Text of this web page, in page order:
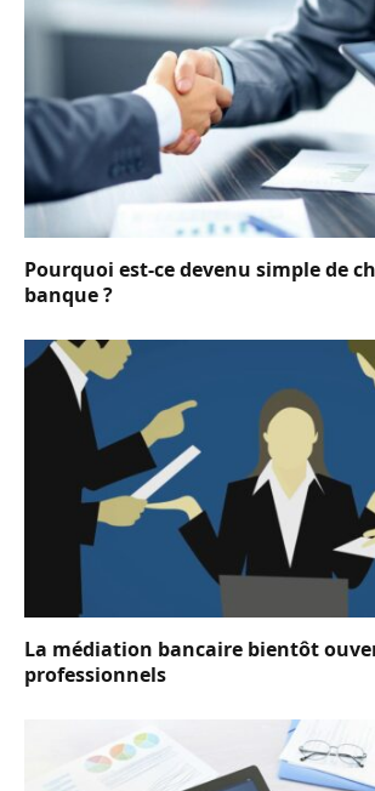
Pourquoi est-ce devenu simple de
banque ?
La médiation bancaire bientôt
professionnels